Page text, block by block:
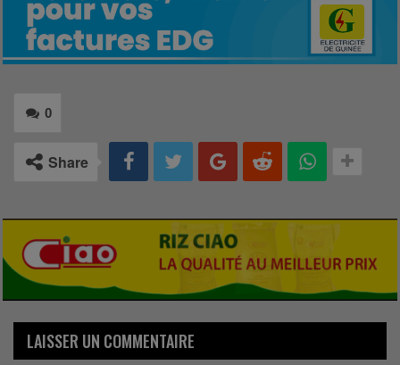
0
Share
LAISSER UN COMMENTAIRE